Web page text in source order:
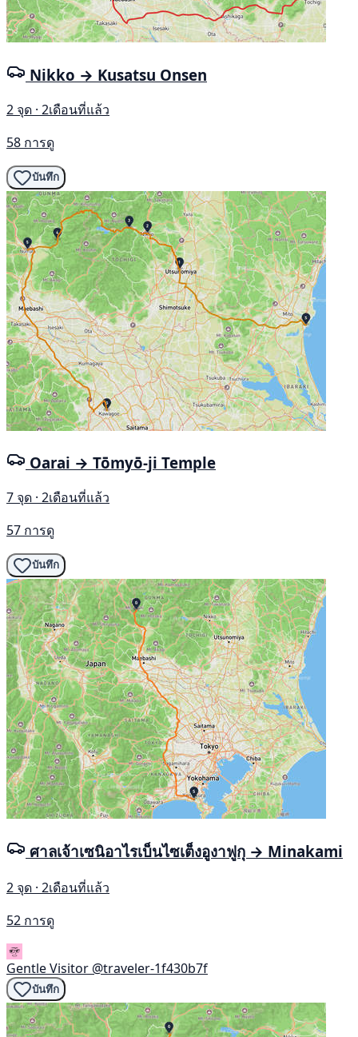
Nikko → Kusatsu Onsen
2 จุด · 2เดือนที่แล้ว
58 การดู
บันทึก
Oarai → Tōmyō-ji Temple
7 จุด · 2เดือนที่แล้ว
57 การดู
บันทึก
ศาลเจ้าเซนิอาไรเบ็นไซเต็งอูงาฟูกุ → Minakami
2 จุด · 2เดือนที่แล้ว
52 การดู
Gentle Visitor @traveler-1f430b7f
บันทึก